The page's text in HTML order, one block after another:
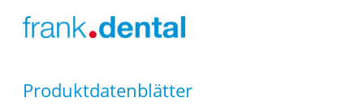
Produktdatenblätter